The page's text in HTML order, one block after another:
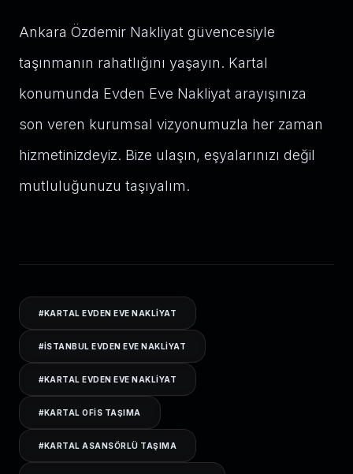
Ankara Özdemir Nakliyat güvencesiyle
taşınmanın rahatlığını yaşayın. Kartal
konumunda Evden Eve Nakliyat arayışınıza
son veren kurumsal vizyonumuzla her zaman
hizmetinizdeyiz. Bize ulaşın, eşyalarınızı değil
mutluluğunuzu taşıyalım.
#KARTAL EVDEN EVE NAKLIYAT
#ISTANBUL EVDEN EVE NAKLIYAT
#KARTAL EVDEN EVE NAKLIYAT
#KARTAL OFIS TAŞIMA
#KARTAL ASANSÖRLÜ TAŞIMA